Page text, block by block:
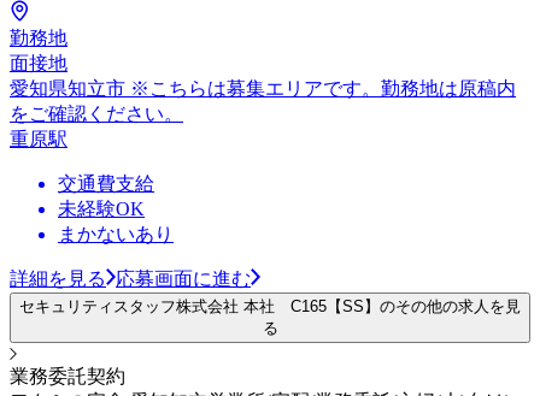
勤務地
面接地
愛知県知立市 ※こちらは募集エリアです。勤務地は原稿内
をご確認ください。
重原駅
交通費支給
未経験OK
まかないあり
詳細を見る 応募画面に進む
セキュリティスタッフ株式会社 本社 C165【SS】のその他の求人を見
る
業務委託契約